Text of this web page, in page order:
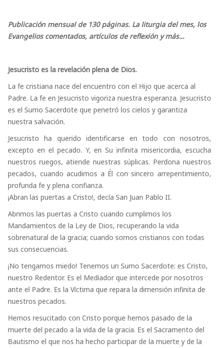
Publicación mensual de 130 páginas. La liturgia del mes, los
Evangelios comentados, artículos de reflexión y más…
Jesucristo es la revelación plena de Dios.
La fe cristiana nace del encuentro con el Hijo que acerca al
Padre. La fe en Jesucristo vigoriza nuestra esperanza. Jesucristo
es el Sumo Sacerdote que penetró los cielos y garantiza
nuestra salvación.
Jesucristo ha querido identificarse en todo con nosotros,
excepto en el pecado. Y, en Su infinita misericordia, escucha
nuestros ruegos, atiende nuestras súplicas. Perdona nuestros
pecados, cuando acudimos a Él con sincero arrepentimiento,
profunda fe y plena confianza.
¡Abran las puertas a Cristo!, decía San Juan Pablo II.
Abrimos las puertas a Cristo cuando cumplimos los
Mandamientos de la Ley de Dios, recuperando la vida
sobrenatural de la gracia; cuando somos cristianos con todas
sus consecuencias.
¡No tengamos miedo! Tenemos un Sumo Sacerdote: es Cristo,
nuestro Redentor. Es el Mediador que intercede por nosotros
ante el Padre. Es la Víctima que repara la dimensión infinita de
nuestros pecados.
Hemos resucitado con Cristo porque hemos pasado de la
muerte del pecado a la vida de la gracia. Es el Sacramento del
Bautismo el que nos ha hecho participar de la muerte y de la